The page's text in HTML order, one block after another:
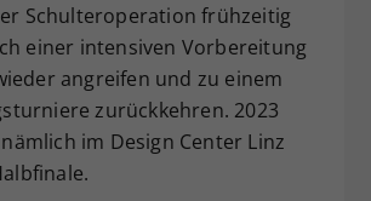
Schulteroperation frühzeitig
einer intensiven Vorbereitung
angreifen und zu einem
zurückkehren. 2023
im Design Center Linz